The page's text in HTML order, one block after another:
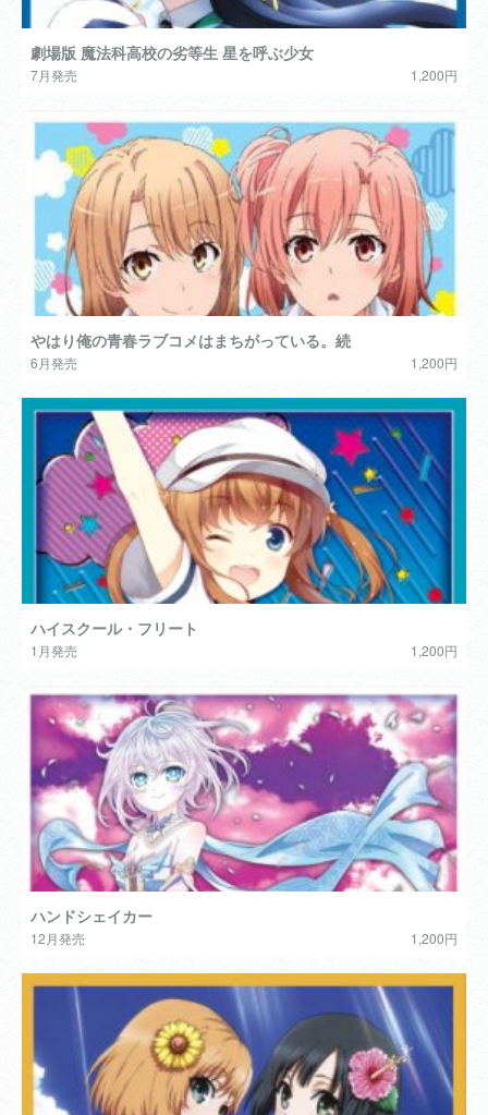
劇場版 魔法科高校の劣等生 星を呼ぶ少女
7月発売 1,200円
やはり俺の青春ラブコメはまちがっている。続
6月発売 1,200円
ハイスクール・フリート
1月発売 1,200円
ハンドシェイカー
12月発売 1,200円